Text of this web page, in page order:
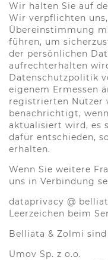
Wir halten Sie auf
Wir verpflichten
Übereinstimmung
führen, um
der persönlichen
aufrechterhalten
Datenschutzpolitik
eigenem Ermessen
registrierten Nutzer
benachrichtigt,
aktualisiert wird, es
dafür entschieden,
erhalten.
Wenn Sie weitere
uns in Verbindung
dataprivacy @
Leerzeichen beim
Belliata & Zolmi
Umov Sp. z o.o.